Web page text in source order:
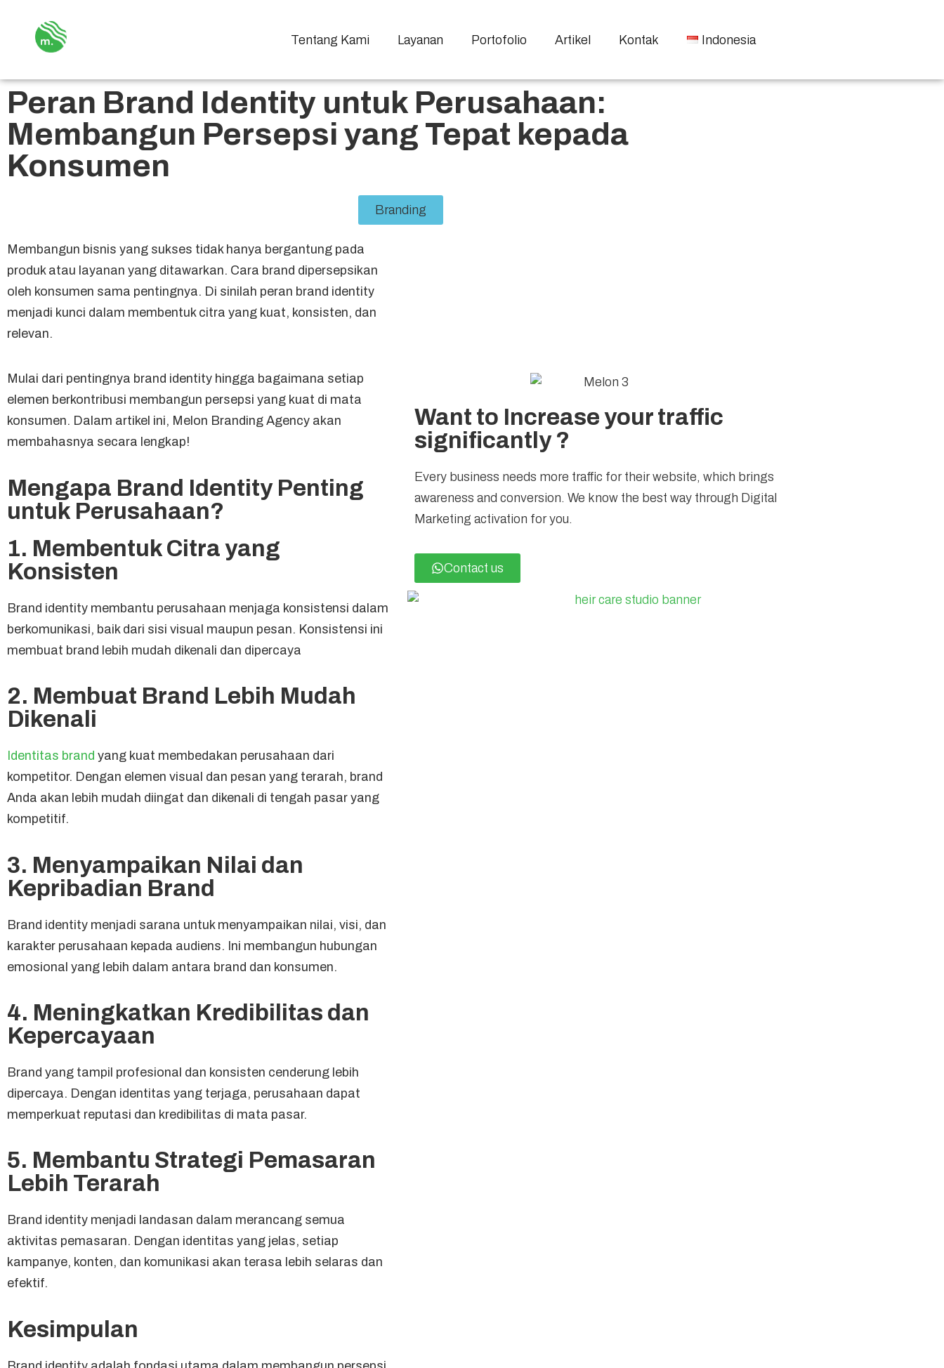
Tentang Kami Layanan Portofolio Artikel Kontak Indonesia
Peran Brand Identity untuk Perusahaan:
Membangun Persepsi yang Tepat kepada
Konsumen
Branding
Membangun bisnis yang sukses tidak hanya bergantung pada
produk atau layanan yang ditawarkan. Cara brand dipersepsikan
oleh konsumen sama pentingnya. Di sinilah peran brand identity
menjadi kunci dalam membentuk citra yang kuat, konsisten, dan
relevan.
Mulai dari pentingnya brand identity hingga bagaimana setiap
elemen berkontribusi membangun persepsi yang kuat di mata
konsumen. Dalam artikel ini, Melon Branding Agency akan
membahasnya secara lengkap!
Mengapa Brand Identity Penting
untuk Perusahaan?
1. Membentuk Citra yang
Konsisten
Brand identity membantu perusahaan menjaga konsistensi dalam
berkomunikasi, baik dari sisi visual maupun pesan. Konsistensi ini
membuat brand lebih mudah dikenali dan dipercaya
2. Membuat Brand Lebih Mudah
Dikenali
Identitas brand yang kuat membedakan perusahaan dari
kompetitor. Dengan elemen visual dan pesan yang terarah, brand
Anda akan lebih mudah diingat dan dikenali di tengah pasar yang
kompetitif.
3. Menyampaikan Nilai dan
Kepribadian Brand
Brand identity menjadi sarana untuk menyampaikan nilai, visi, dan
karakter perusahaan kepada audiens. Ini membangun hubungan
emosional yang lebih dalam antara brand dan konsumen.
4. Meningkatkan Kredibilitas dan
Kepercayaan
Brand yang tampil profesional dan konsisten cenderung lebih
dipercaya. Dengan identitas yang terjaga, perusahaan dapat
memperkuat reputasi dan kredibilitas di mata pasar.
5. Membantu Strategi Pemasaran
Lebih Terarah
Brand identity menjadi landasan dalam merancang semua
aktivitas pemasaran. Dengan identitas yang jelas, setiap
kampanye, konten, dan komunikasi akan terasa lebih selaras dan
efektif.
Kesimpulan
Want to Increase your traffic
significantly ?
Every business needs more traffic for their website, which brings
awareness and conversion. We know the best way through Digital
Marketing activation for you.
Contact us